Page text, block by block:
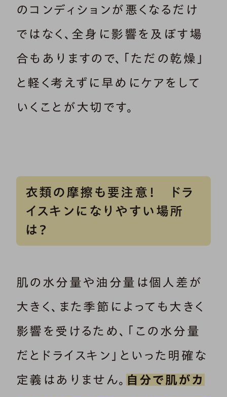
のコンディションが悪くなるだけ
ではなく、全身に影響を及ぼす場
合もありますので、「ただの乾燥」
と軽く考えずに早めにケアをして
いくことが大切です。
衣類の摩擦も要注意！ ドラ
イスキンになりやすい場所
は？
肌の水分量や油分量は個人差が
大きく、また季節によっても大きく
影響を受けるため、「この水分量
だとドライスキン」といった明確な
定義はありません。 自分で肌がカ